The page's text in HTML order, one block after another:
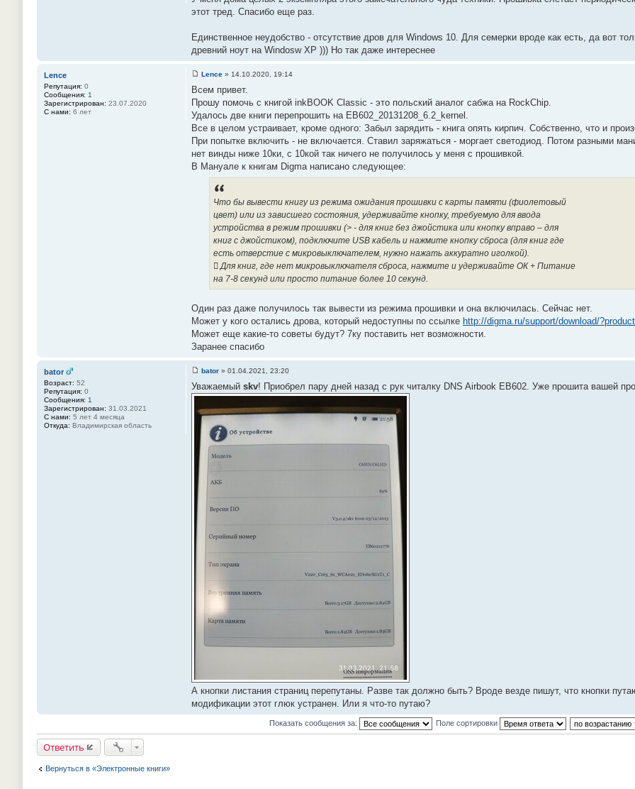
н
#
6
этот тред. Спасибо еще раз.
Единственное неудобство - отсутствие дров для Windows 10. Для семерки вроде как есть, да вот
древний ноут на Windosw XP ))) Но так даже интереснее
Lence
Репутация: 0
Сообщения: 1
Зарегистрирован: 23.07.2020
С нами: 6 лет
о
б
щ
е
н
и
#
6
Lence » 14.10.2020, 19:14
Всем привет.
Прошу помочь с книгой inkBOOK Classic - это польский аналог сабжа на RockChip.
Удалось две книги перепрошить на EB602_20131208_6.2_kernel.
Все в целом устраивает, кроме одного: Забыл зарядить - книга опять кирпич. Собственно, что и
При попытке включить - не включается. Ставил заряжаться - моргает светодиод. Потом разными
нет винды ниже 10ки, с 10кой так ничего не получилось у меня с прошивкой.
В Мануале к книгам Digma написано следующее:
Что бы вывести книгу из режима ожидания прошивки с карты памяти (фиолетовый
цвет) или из зависшего состояния, удерживайте кнопку, требуемую для ввода
устройства в режим прошивки (> - для книг без джойстика или кнопку вправо – для
книг с джойстиком), подключите USB кабель и нажмите кнопку сброса (для книг где
есть отверстие с микровыключателем, нужно нажать аккуратно иголкой).
 Для книг, где нет микровыключателя сброса, нажмите и удерживайте ОК + Питание
на 7-8 секунд или просто питание более 10 секунд.
Один раз даже получилось так вывести из режима прошивки и она включилась. Сейчас нет.
Может у кого остались дрова, который недоступны по ссылке http://digma.ru/support/download/
Может еще какие-то советы будут? 7ку поставить нет возможности.
Заранее спасибо
bator
Возраст: 52
Репутация: 0
Сообщения: 1
Зарегистрирован: 31.03.2021
С нами: 5 лет 4 месяца
Откуда: Владимирская область
о
о
щ
е
н
и
е
#
6
bator » 01.04.2021, 23:20
Уважаемый skv! Приобрел пару дней назад с рук читалку DNS Airbook EB602. Уже прошита вашей
А кнопки листания страниц перепутаны. Разве так должно быть? Вроде везде пишут, что кнопки
модификации этот глюк устранен. Или я что-то путаю?
Показать сообщения за: Поле сортировки
Ответить
Вернуться в «Электронные книги»